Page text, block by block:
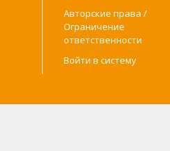
Авторские права /
Ограничение
ответственности
Войти в систему